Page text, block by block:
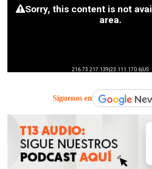
Síguenos en